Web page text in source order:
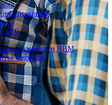
(поковки)
ХТС
моделям ЛВМ
в кокиль